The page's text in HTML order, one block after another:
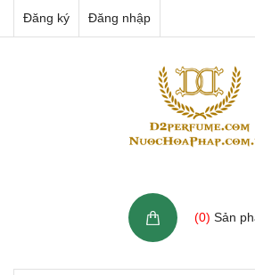
Đăng ký Đăng nhập
(0) Sản